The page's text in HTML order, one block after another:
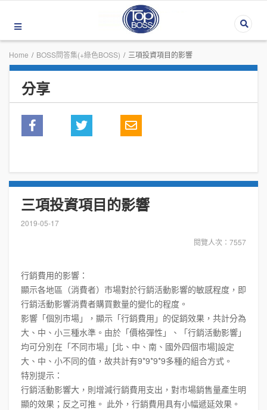
Home / BOSS問答集(+綠色BOSS) / 三項投資項目的影響
分享
三項投資項目的影響
2019-05-17
閱覽人次：7557
行銷費用的影響：
顯示各地區（消費者）市場對於行銷活動影響的敏感程度，即
行銷活動影響消費者購買數量的變化的程度。
影響「個別市場」，顯示「行銷費用」的促銷效果，共計分為
大、中、小三種水準。由於「價格彈性」、「行銷活動影響」
均可分別在「不同市場」[北、中、南、國外四個市場]設定
大、中、小不同的值，故共計有9*9*9*9多種的組合方式。
特別提示：
行銷活動影響大，則增減行銷費用支出，對市場銷售量產生明
顯的效果；反之可推。 此外，行銷費用具有小幅遞延效果。